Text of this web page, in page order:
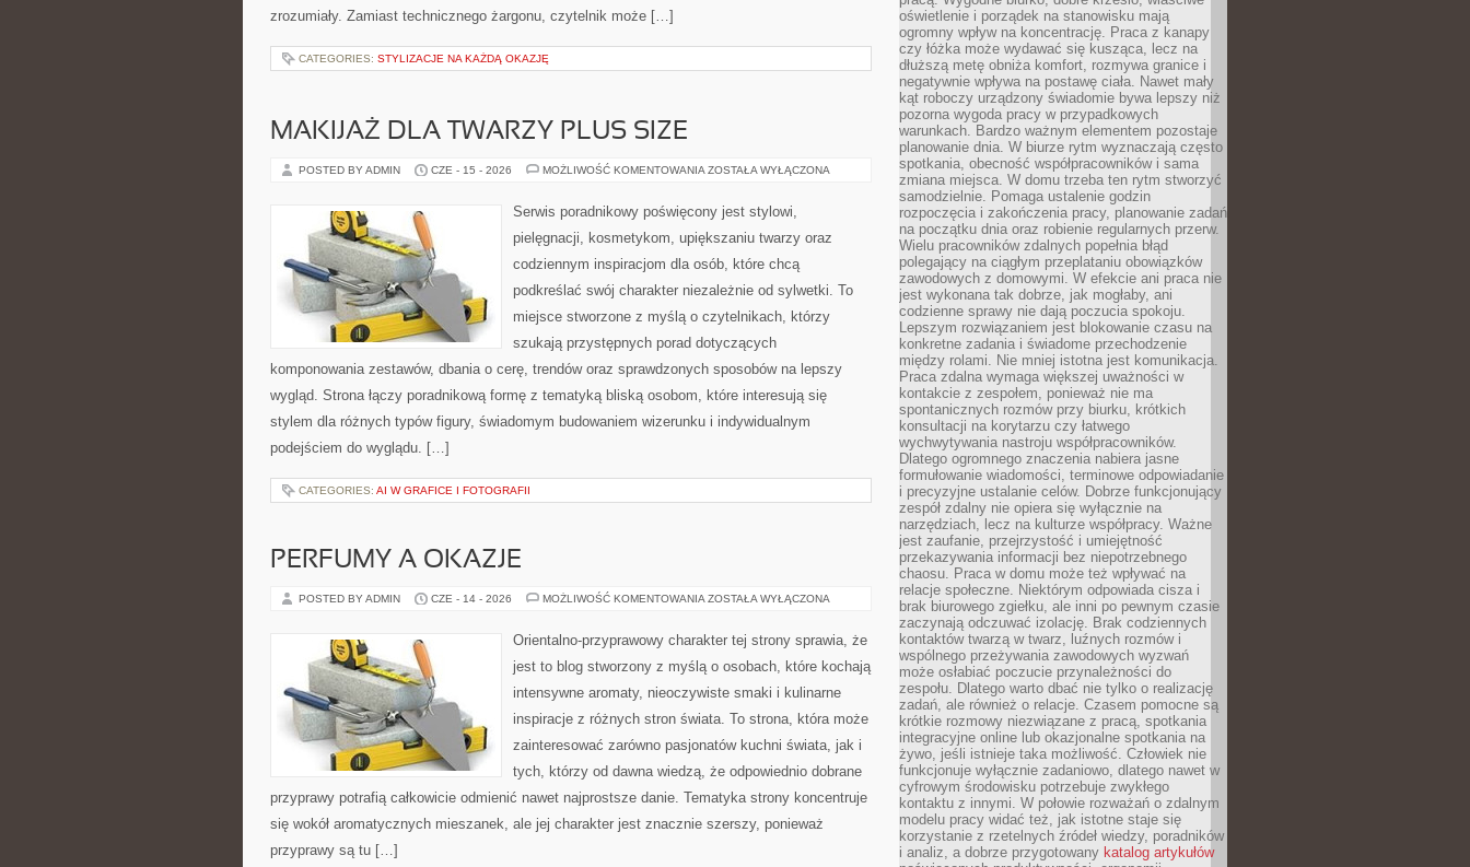
zrozumiały. Zamiast technicznego żargonu, czytelnik może […]
CATEGORIES: STYLIZACJE NA KAŻDĄ OKAZJĘ
MAKIJAŻ DLA TWARZY PLUS SIZE
POSTED BY ADMIN CZE - 15 - 2026 MOŻLIWOŚĆ KOMENTOWANIA MAKIJAŻ
PLUS
SIZE
ZOSTAŁA WYŁĄCZONA
Serwis poradnikowy poświęcony jest stylowi,
pielęgnacji, kosmetykom, upiększaniu twarzy oraz
codziennym inspiracjom dla osób, które chcą
podkreślać swój charakter niezależnie od sylwetki. To
miejsce stworzone z myślą o czytelnikach, którzy
szukają przystępnych porad dotyczących
komponowania zestawów, dbania o cerę, trendów oraz sprawdzonych sposobów na lepszy
wygląd. Strona łączy poradnikową formę z tematyką bliską osobom, które interesują się
stylem dla różnych typów figury, świadomym budowaniem wizerunku i indywidualnym
podejściem do wyglądu. […]
CATEGORIES: AI W GRAFICE I FOTOGRAFII
PERFUMY A OKAZJE
POSTED BY ADMIN CZE - 14 - 2026 MOŻLIWOŚĆ KOMENTOWANIA PERFUMY
ZOSTAŁA WYŁĄCZONA
Orientalno-przyprawowy charakter tej strony sprawia, że
jest to blog stworzony z myślą o osobach, które kochają
intensywne aromaty, nieoczywiste smaki i kulinarne
inspiracje z różnych stron świata. To strona, która może
zainteresować zarówno pasjonatów kuchni świata, jak i
tych, którzy od dawna wiedzą, że odpowiednio dobrane
przyprawy potrafią całkowicie odmienić nawet najprostsze danie. Tematyka strony koncentruje
się wokół aromatycznych mieszanek, ale jej charakter jest znacznie szerszy, ponieważ
przyprawy są tu […]
oświetlenie i porządek na stanowisku mają
ogromny wpływ na koncentrację. Praca z kanapy
czy łóżka może wydawać się kusząca, lecz na
dłuższą metę obniża komfort, rozmywa granice i
negatywnie wpływa na postawę ciała. Nawet mały
kąt roboczy urządzony świadomie bywa lepszy niż
pozorna wygoda pracy w przypadkowych
warunkach. Bardzo ważnym elementem pozostaje
planowanie dnia. W biurze rytm wyznaczają często
spotkania, obecność współpracowników i sama
zmiana miejsca. W domu trzeba ten rytm stworzyć
samodzielnie. Pomaga ustalenie godzin
rozpoczęcia i zakończenia pracy, planowanie zadań
na początku dnia oraz robienie regularnych przerw.
Wielu pracowników zdalnych popełnia błąd
polegający na ciągłym przeplataniu obowiązków
zawodowych z domowymi. W efekcie ani praca nie
jest wykonana tak dobrze, jak mogłaby, ani
codzienne sprawy nie dają poczucia spokoju.
Lepszym rozwiązaniem jest blokowanie czasu na
konkretne zadania i świadome przechodzenie
między rolami. Nie mniej istotna jest komunikacja.
Praca zdalna wymaga większej uważności w
kontakcie z zespołem, ponieważ nie ma
spontanicznych rozmów przy biurku, krótkich
konsultacji na korytarzu czy łatwego
wychwytywania nastroju współpracowników.
Dlatego ogromnego znaczenia nabiera jasne
formułowanie wiadomości, terminowe odpowiadanie
i precyzyjne ustalanie celów. Dobrze funkcjonujący
zespół zdalny nie opiera się wyłącznie na
narzędziach, lecz na kulturze współpracy. Ważne
jest zaufanie, przejrzystość i umiejętność
przekazywania informacji bez niepotrzebnego
chaosu. Praca w domu może też wpływać na
relacje społeczne. Niektórym odpowiada cisza i
brak biurowego zgiełku, ale inni po pewnym czasie
zaczynają odczuwać izolację. Brak codziennych
kontaktów twarzą w twarz, luźnych rozmów i
wspólnego przeżywania zawodowych wyzwań
może osłabiać poczucie przynależności do
zespołu. Dlatego warto dbać nie tylko o realizację
zadań, ale również o relacje. Czasem pomocne są
krótkie rozmowy niezwiązane z pracą, spotkania
integracyjne online lub okazjonalne spotkania na
żywo, jeśli istnieje taka możliwość. Człowiek nie
funkcjonuje wyłącznie zadaniowo, dlatego nawet w
cyfrowym środowisku potrzebuje zwykłego
kontaktu z innymi. W połowie rozważań o zdalnym
modelu pracy widać też, jak istotne staje się
korzystanie z rzetelnych źródeł wiedzy, poradników
i analiz, a dobrze przygotowany katalog artykułów